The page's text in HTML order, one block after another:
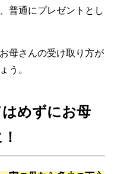
普通にプレゼントとし
母さんの受け取り方が
う。
めずにお母